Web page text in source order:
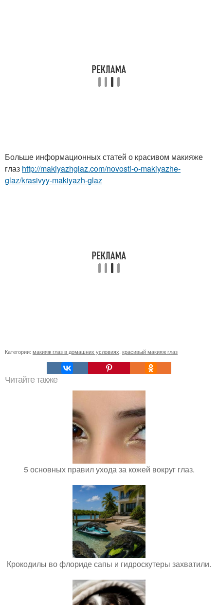
Больше информационных статей о красивом макияже
глаз http://makiyazhglaz.com/novosti-o-makiyazhe-
glaz/krasivyy-makiyazh-glaz
Категории: макияж глаз в домашних условиях красивый макияж глаз
Читайте также
5 основных правил ухода за кожей вокруг глаз.
Крокодилы во флориде сапы и гидроскутеры захватили.